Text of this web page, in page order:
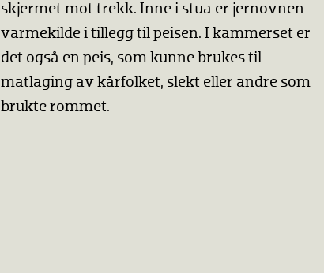
skjermet mot trekk. Inne i stua er jernovnen
varmekilde i tillegg til peisen. I kammerset er
det også en peis, som kunne brukes til
matlaging av kårfolket, slekt eller andre som
brukte rommet.